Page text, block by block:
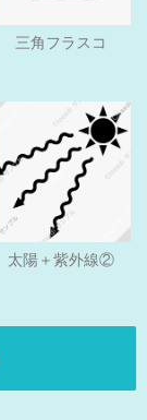
三角フラスコ
太陽＋紫外線②